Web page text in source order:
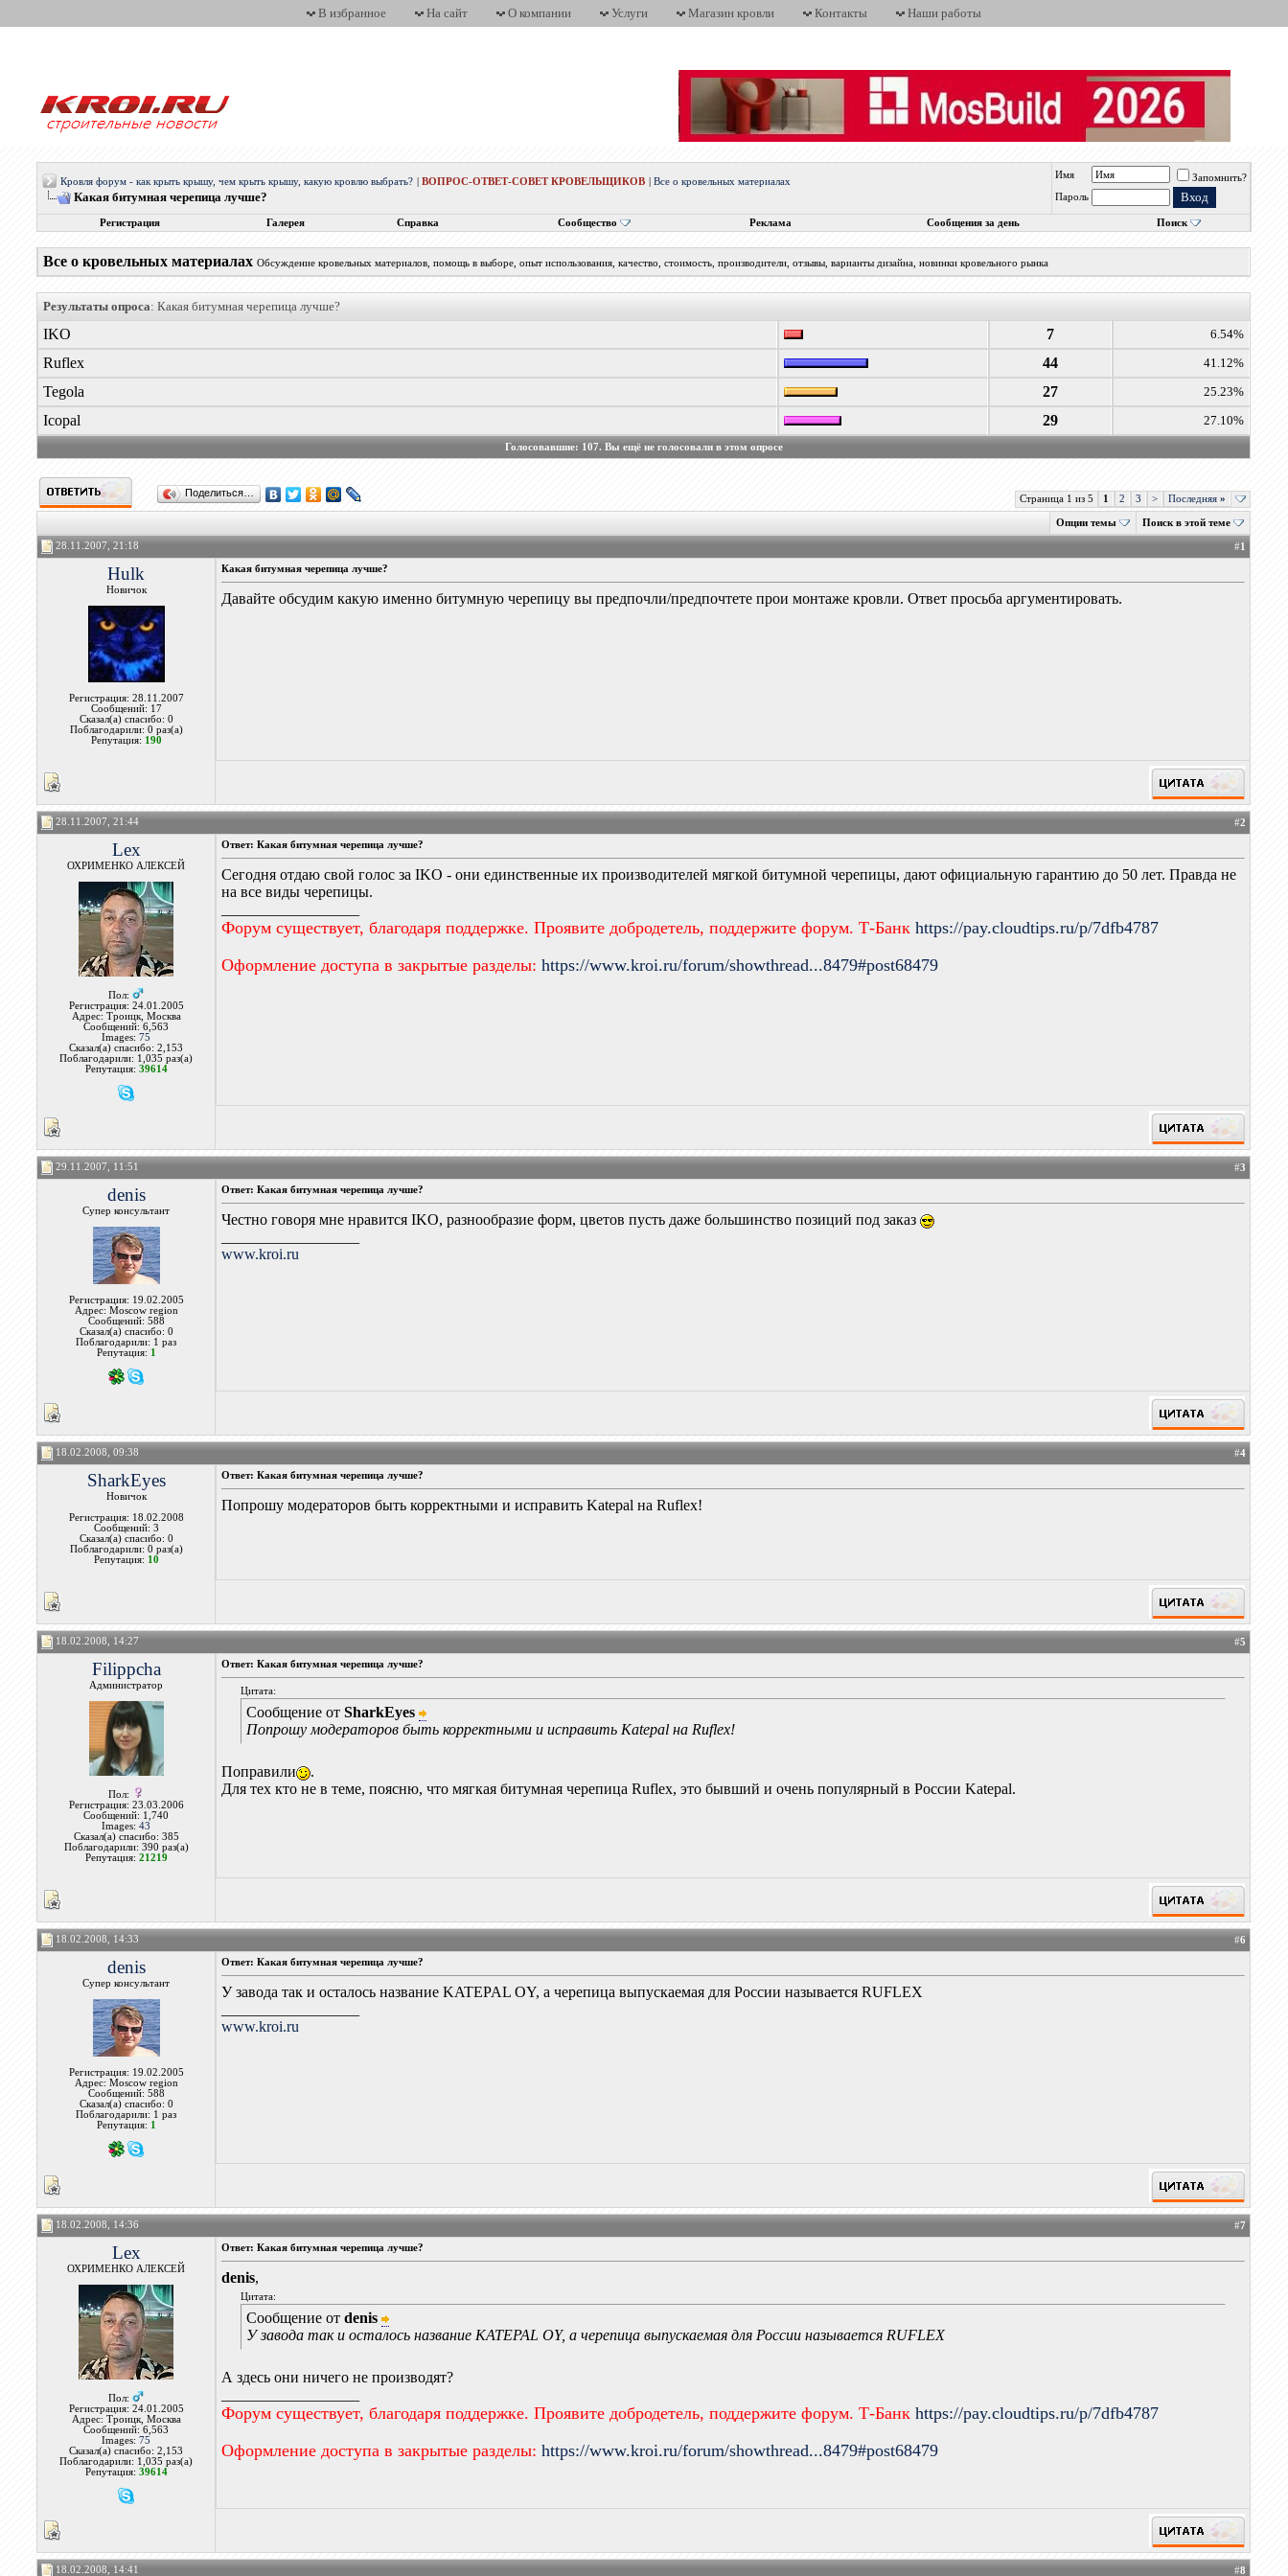
В избранное На сайт О компании Услуги Магазин кровли Контакты Наши работы
Кровля форум - как крыть крышу, чем крыть крышу, какую кровлю выбрать? |ВОПРОС-ОТВЕТ-СОВЕТ КРОВЕЛЬЩИКОВ |Все о кровельных материалах
Какая битумная черепица лучше?
Имя
Запомнить?
Пароль
Регистрация Галерея Справка Сообщество Реклама Сообщения за день Поиск
Все о кровельных материалах Обсуждение кровельных материалов, помощь в выборе, опыт использования, качество, стоимость, производители, отзывы, варианты дизайна, новинки кровельного рынка
Результаты опроса: Какая битумная черепица лучше?
IKO 7 6.54%
Ruflex 44 41.12%
Tegola 27 25.23%
Icopal 29 27.10%
Голосовавшие: 107. Вы ещё не голосовали в этом опросе
Поделиться…
Страница 1 из 5 1 2 3 > Последняя»
Опции темы Поиск в этой теме
28.11.2007, 21:18 #1
Hulk
Новичок
Регистрация: 28.11.2007
Сообщений: 17
Сказал(а) спасибо: 0
Поблагодарили: 0 раз(а)
Репутация: 190
Какая битумная черепица лучше?
Давайте обсудим какую именно битумную черепицу вы предпочли/предпочтете прои монтаже кровли. Ответ просьба аргументировать.
28.11.2007, 21:44 #2
Lex
ОХРИМЕНКО АЛЕКСЕЙ
Пол:
Регистрация: 24.01.2005
Адрес: Троицк, Москва
Сообщений: 6,563
Images:75
Сказал(а) спасибо: 2,153
Поблагодарили: 1,035 раз(а)
Репутация: 39614
Ответ: Какая битумная черепица лучше?
Сегодня отдаю свой голос за IKO - они единственные их производителей мягкой битумной черепицы, дают официальную гарантию до 50 лет. Правда не
на все виды черепицы.
Форум существует, благодаря поддержке. Проявите добродетель, поддержите форум. Т-Банкhttps://pay.cloudtips.ru/p/7dfb4787
Оформление доступа в закрытые разделы:https://www.kroi.ru/forum/showthread...8479#post68479
29.11.2007, 11:51 #3
denis
Супер консультант
Регистрация: 19.02.2005
Адрес: Moscow region
Сообщений: 588
Сказал(а) спасибо: 0
Поблагодарили: 1 раз
Репутация: 1
Ответ: Какая битумная черепица лучше?
Честно говоря мне нравится IKO, разнообразие форм, цветов пусть даже большинство позиций под заказ
www.kroi.ru
18.02.2008, 09:38 #4
SharkEyes
Новичок
Регистрация: 18.02.2008
Сообщений: 3
Сказал(а) спасибо: 0
Поблагодарили: 0 раз(а)
Репутация: 10
Ответ: Какая битумная черепица лучше?
Попрошу модераторов быть корректными и исправить Katepal на Ruflex!
18.02.2008, 14:27 #5
Filippcha
Администратор
Пол:
Регистрация: 23.03.2006
Сообщений: 1,740
Images:43
Сказал(а) спасибо: 385
Поблагодарили: 390 раз(а)
Репутация: 21219
Ответ: Какая битумная черепица лучше?
Цитата:
Сообщение отSharkEyes
Попрошу модераторов быть корректными и исправить Katepal на Ruflex!
Поправили
.
Для тех кто не в теме, поясню, что мягкая битумная черепица Ruflex, это бывший и очень популярный в России Katepal.
18.02.2008, 14:33 #6
denis
Супер консультант
Регистрация: 19.02.2005
Адрес: Moscow region
Сообщений: 588
Сказал(а) спасибо: 0
Поблагодарили: 1 раз
Репутация: 1
Ответ: Какая битумная черепица лучше?
У завода так и осталось название KATEPAL OY, а черепица выпускаемая для России называется RUFLEX
www.kroi.ru
18.02.2008, 14:36 #7
Lex
ОХРИМЕНКО АЛЕКСЕЙ
Пол:
Регистрация: 24.01.2005
Адрес: Троицк, Москва
Сообщений: 6,563
Images:75
Сказал(а) спасибо: 2,153
Поблагодарили: 1,035 раз(а)
Репутация: 39614
Ответ: Какая битумная черепица лучше?
denis,
Цитата:
Сообщение отdenis
У завода так и осталось название KATEPAL OY, а черепица выпускаемая для России называется RUFLEX
А здесь они ничего не производят?
Форум существует, благодаря поддержке. Проявите добродетель, поддержите форум. Т-Банкhttps://pay.cloudtips.ru/p/7dfb4787
Оформление доступа в закрытые разделы:https://www.kroi.ru/forum/showthread...8479#post68479
18.02.2008, 14:41 #8